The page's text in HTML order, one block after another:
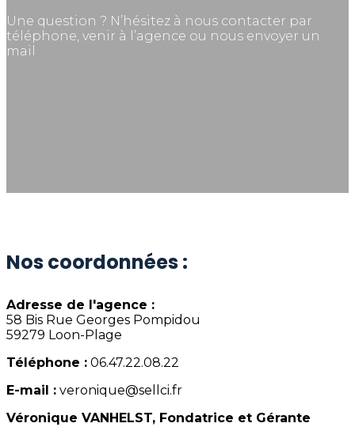
Une question ? N’hésitez à nous contacter par
téléphone, venir à l’agence ou nous envoyer un
mail
Nos coordonnées :
Adresse de l'agence :
58 Bis Rue Georges Pompidou
59279 Loon-Plage
Téléphone : 06.47.22.08.22
E-mail : veronique@sellci.fr
Véronique VANHELST, Fondatrice et Gérante